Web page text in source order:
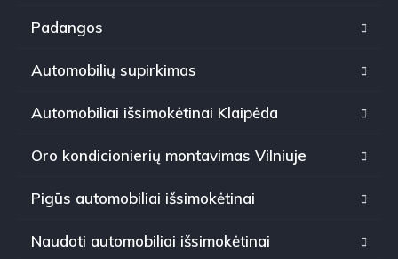
Padangos
Automobilių supirkimas
Automobiliai išsimokėtinai Klaipėda
Oro kondicionierių montavimas Vilniuje
Pigūs automobiliai išsimokėtinai
Naudoti automobiliai išsimokėtinai